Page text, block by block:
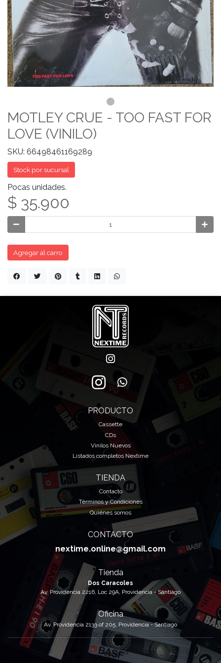
MOTLEY CRUE - TOO FAST FOR
LOVE (VINILO)
SKU: 66498461169289
Stock por sucursal
Pocas unidades.
$ 35.900
Agregar al carro
PRODUCTO
Cassette
CDs
Vinilos Nuevos
Listados completos Nextime
TIENDA
Contacto
Términos y Condiciones
Quiénes somos
CONTACTO
nextime.online@gmail.com
Tienda
Dos Caracoles
Av. Providencia 2216, Loc 29A, Providencia - Santiago
Oficina
Av. Providencia 2133 of 205, Providencia - Santiago